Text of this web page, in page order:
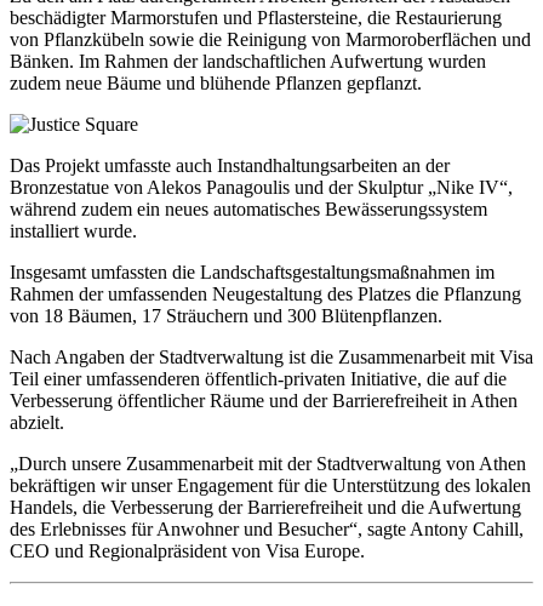
beschädigter Marmorstufen und Pflastersteine, die Restaurierung
von Pflanzkübeln sowie die Reinigung von Marmoroberflächen und
Bänken. Im Rahmen der landschaftlichen Aufwertung wurden
zudem neue Bäume und blühende Pflanzen gepflanzt.
Das Projekt umfasste auch Instandhaltungsarbeiten an der
Bronzestatue von Alekos Panagoulis und der Skulptur „Nike IV“,
während zudem ein neues automatisches Bewässerungssystem
installiert wurde.
Insgesamt umfassten die Landschaftsgestaltungsmaßnahmen im
Rahmen der umfassenden Neugestaltung des Platzes die Pflanzung
von 18 Bäumen, 17 Sträuchern und 300 Blütenpflanzen.
Nach Angaben der Stadtverwaltung ist die Zusammenarbeit mit Visa
Teil einer umfassenderen öffentlich-privaten Initiative, die auf die
Verbesserung öffentlicher Räume und der Barrierefreiheit in Athen
abzielt.
„Durch unsere Zusammenarbeit mit der Stadtverwaltung von Athen
bekräftigen wir unser Engagement für die Unterstützung des lokalen
Handels, die Verbesserung der Barrierefreiheit und die Aufwertung
des Erlebnisses für Anwohner und Besucher“, sagte Antony Cahill,
CEO und Regionalpräsident von Visa Europe.